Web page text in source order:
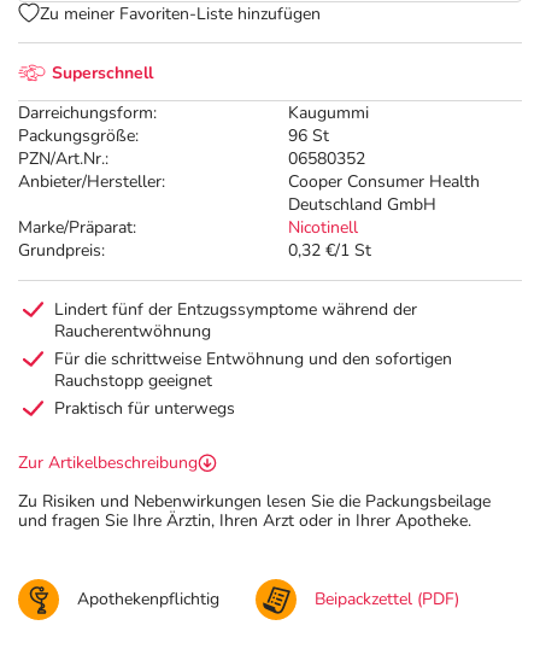
Superschnell
Darreichungsform:
Kaugummi
Packungsgröße:
96 St
PZN/Art.Nr.:
06580352
Anbieter/Hersteller:
Cooper Consumer Health
Deutschland GmbH
Marke/Präparat:
Nicotinell
Grundpreis:
0,32 €/1 St
Zu meiner Favoriten-Liste hinzufügen
Lindert fünf der Entzugssymptome während der
Raucherentwöhnung
Für die schrittweise Entwöhnung und den sofortigen
Rauchstopp geeignet
Praktisch für unterwegs
Zur Artikelbeschreibung
Zu Risiken und Nebenwirkungen lesen Sie die Packungsbeilage
und fragen Sie Ihre Ärztin, Ihren Arzt oder in Ihrer Apotheke.
Apothekenpflichtig Beipackzettel (PDF)